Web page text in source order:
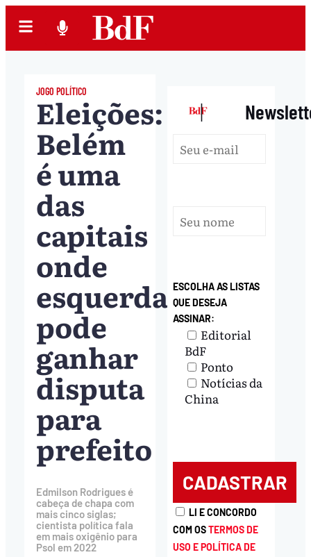
JOGO POLÍTICO
Eleições:
Belém
é uma
das
capitais
onde
esquerda
pode
ganhar
disputa
para
prefeito
Edmilson Rodrigues é
cabeça de chapa com
mais cinco siglas;
cientista política fala
em mais oxigênio para
Psol em 2022
|
ESCOLHA AS LISTAS
QUE DESEJA
ASSINAR:
Editorial
BdF
Ponto
Notícias da
China
LI E CONCORDO
COM OSTERMOS DE
USO E POLÍTICA DE